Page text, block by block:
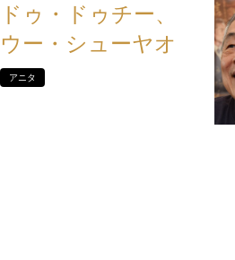
ドゥ・ドゥチー、
ウー・シューヤオ
アニタ